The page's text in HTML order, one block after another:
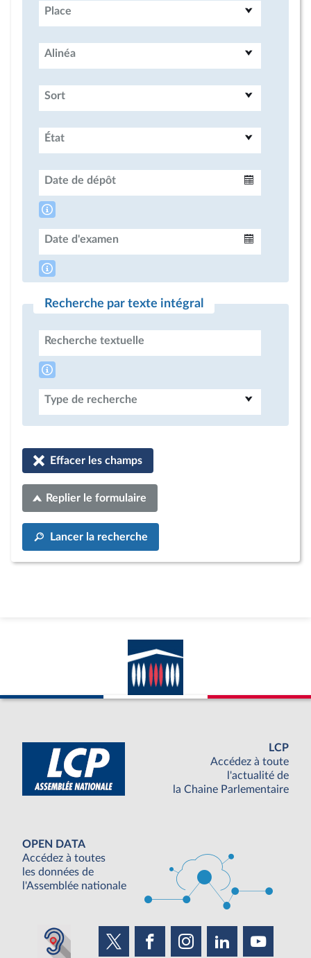
Place
Alinéa
Sort
État
Date de dépôt
Date d'examen
Recherche par texte intégral
Recherche textuelle
Type de recherche
Effacer les champs
Replier le formulaire
Lancer la recherche
LCP
Accédez à toute
l'actualité de
la Chaine Parlementaire
OPEN DATA
Accédez à toutes
les données de
l'Assemblée nationale